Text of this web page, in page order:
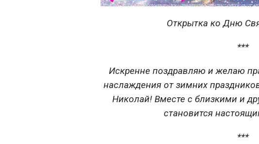
Открытка ко Дню
***
Искренне поздравляю и желаю
наслаждения от зимних
Николай! Вместе с близкими и
становится
***